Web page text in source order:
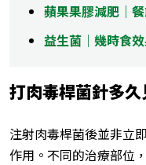
蘋果果膠減肥｜
益生菌｜幾時食
打肉毒桿菌針多久
注射肉毒桿菌後並非立
作用。不同的治療部位